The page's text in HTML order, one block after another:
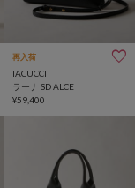
再入荷
IACUCCI
ラーナ SD ALCE
¥59,400